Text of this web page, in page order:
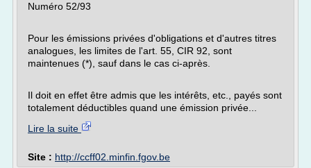
Numéro 52/93
Pour les émissions privées d'obligations et d'autres titres
analogues, les limites de l'art. 55, CIR 92, sont
maintenues (*), sauf dans le cas ci-après.
Il doit en effet être admis que les intérêts, etc., payés sont
totalement déductibles quand une émission privée...
Lire la suite
Site : http://ccff02.minfin.fgov.be